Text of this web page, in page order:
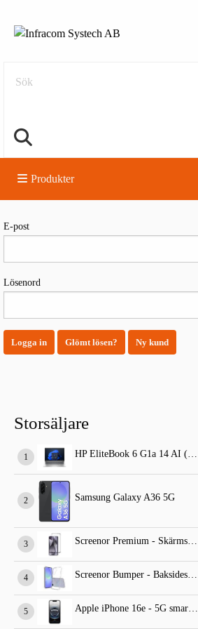
Sök
Produkter
Logga in
E-post
Lösenord
Logga in Glömt lösen? Ny kund
Storsäljare
HP EliteBook 6 G1a 14 AI (standard dator)
Samsung Galaxy A36 5G
Screenor Bumper - Baksidesskydd för mobiltelefon
Apple iPhone 16e - 5G smartphone